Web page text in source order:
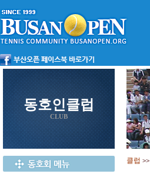
동호인클럽
CLUB
클럽 >>